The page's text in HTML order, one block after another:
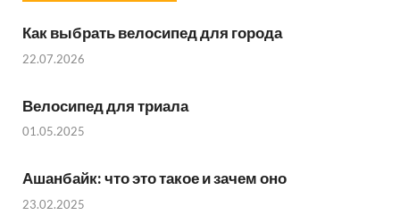
Как выбрать велосипед для города
22.07.2026
Велосипед для триала
01.05.2025
Ашанбайк: что это такое и зачем оно
23.02.2025